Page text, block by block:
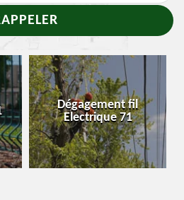
Dégagement fil
Electrique 71